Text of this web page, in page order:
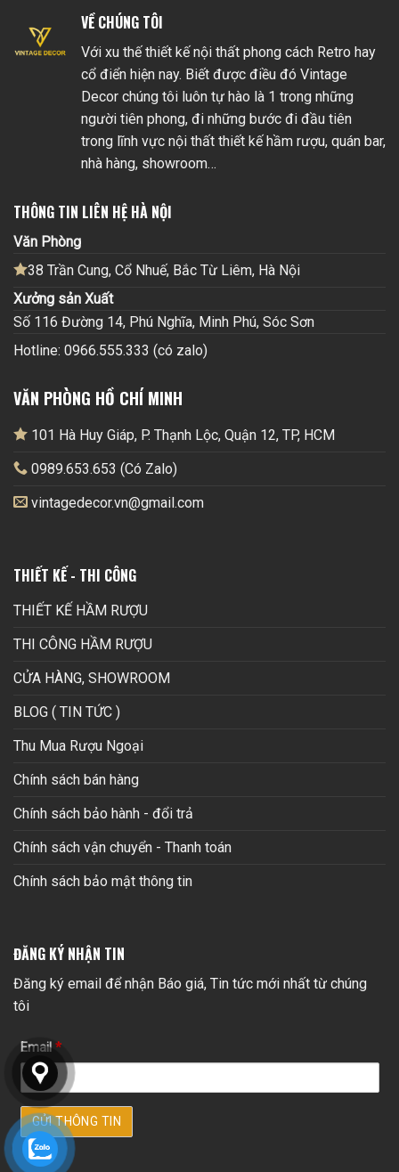
VỀ CHÚNG TÔI
Với xu thế thiết kế nội thất phong cách Retro hay
cổ điển hiện nay. Biết được điều đó Vintage
Decor chúng tôi luôn tự hào là 1 trong những
người tiên phong, đi những bước đi đầu tiên
trong lĩnh vực nội thất thiết kế hầm rượu, quán bar,
nhà hàng, showroom…
THÔNG TIN LIÊN HỆ HÀ NỘI
Văn Phòng
38 Trần Cung, Cổ Nhuế, Bắc Từ Liêm, Hà Nội
Xưởng sản Xuất
Số 116 Đường 14, Phú Nghĩa, Minh Phú, Sóc Sơn
Hotline: 0966.555.333 (có zalo)
VĂN PHÒNG HỒ CHÍ MINH
101 Hà Huy Giáp, P. Thạnh Lộc, Quận 12, TP, HCM
0989.653.653 (Có Zalo)
vintagedecor.vn@gmail.com
THIẾT KẾ - THI CÔNG
THIẾT KẾ HẦM RƯỢU
THI CÔNG HẦM RƯỢU
CỬA HÀNG, SHOWROOM
BLOG ( TIN TỨC )
Thu Mua Rượu Ngoại
Chính sách bán hàng
Chính sách bảo hành - đổi trả
Chính sách vận chuyển - Thanh toán
Chính sách bảo mật thông tin
ĐĂNG KÝ NHẬN TIN
Đăng ký email để nhận Báo giá, Tin tức mới nhất từ chúng
tôi
Email *